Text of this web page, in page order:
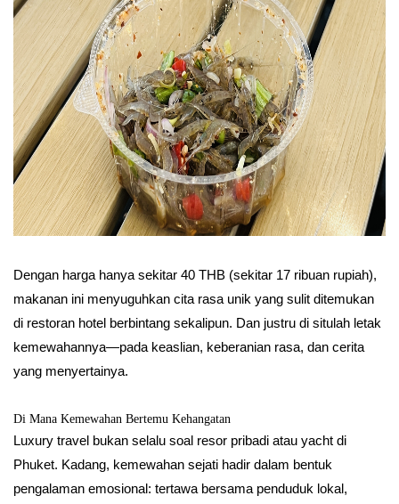
Dengan harga hanya sekitar 40 THB (sekitar 17 ribuan rupiah),
makanan ini menyuguhkan cita rasa unik yang sulit ditemukan
di restoran hotel berbintang sekalipun. Dan justru di situlah letak
kemewahannya—pada keaslian, keberanian rasa, dan cerita
yang menyertainya.
Di Mana Kemewahan Bertemu Kehangatan
Luxury travel bukan selalu soal resor pribadi atau yacht di
Phuket. Kadang, kemewahan sejati hadir dalam bentuk
pengalaman emosional: tertawa bersama penduduk lokal,